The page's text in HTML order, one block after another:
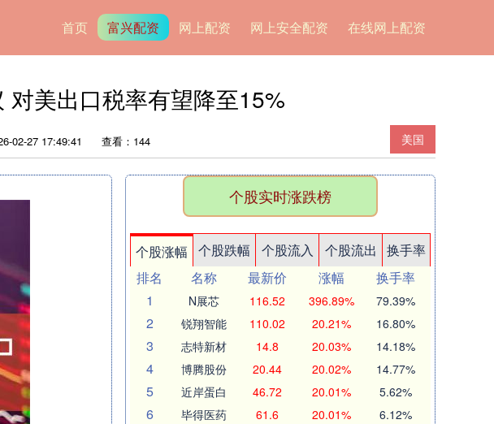
首页 富兴配资 网上配资 网上安全配资 在线网上配资
美出口税率有望降至15%
美国
02-27 17:49:41 查看：144
个股实时涨跌榜
个股涨幅 个股跌幅 个股流入 个股流出
换手率
排名
名称 最新价 涨幅
换手率
1
N展芯 116.52 396.89% 79.39%
2 锐翔智能 110.02 20.21% 16.80%
3 志特新材 14.8 20.03% 14.18%
4 博腾股份 20.44 20.02% 14.77%
5 近岸蛋白 46.72 20.01% 5.62%
6 毕得医药 61.6 20.01% 6.12%